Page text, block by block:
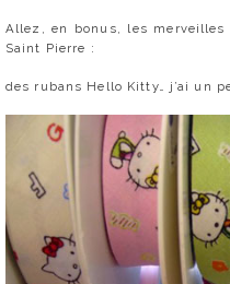
Allez, en bonus, les merveilles
Saint Pierre :
des rubans Hello Kitty… j’ai un